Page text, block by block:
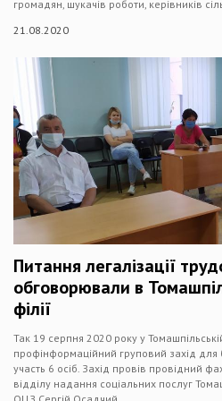
громадян, шукачів роботи, керівників
21.08.2020
Питання легалізації
обговорювали в
філії
Так 19 серпня 2020 року у
профінформаційний груповий захід для
участь 6 осіб. Захід провів провідний
відділу надання соціальних послуг